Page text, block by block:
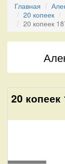
Главная
20 копеек
20 копеек
20